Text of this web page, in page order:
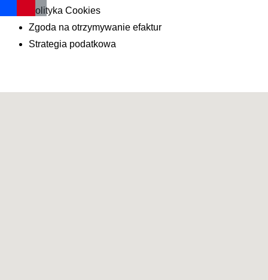
Polityka Cookies
Zgoda na otrzymywanie efaktur
Strategia podatkowa